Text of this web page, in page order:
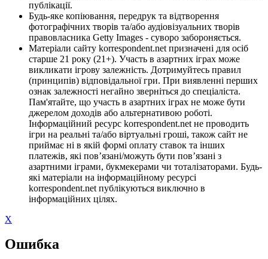
публікації.
Будь-яке копіювання, передрук та відтворення
фотографічних творів та/або аудіовізуальних творів
правовласника Getty Images - суворо забороняється.
Матеріали сайту korrespondent.net призначені для осіб
старше 21 року (21+). Участь в азартних іграх може
викликати ігрову залежність. Дотримуйтесь правил
(принципів) відповідальної гри. При виявленні перших
ознак залежності негайно зверніться до спеціаліста.
Пам'ятайте, що участь в азартних іграх не може бути
джерелом доходів або альтернативою роботі.
Інформаційний ресурс korrespondent.net не проводить
ігри на реальні та/або віртуальні гроші, також сайт не
приймає ні в якій формі оплату ставок та інших
платежів, які пов’язані/можуть бути пов’язані з
азартними іграми, букмекерами чи тоталізаторами. Будь-
які матеріали на інформаційному ресурсі
korrespondent.net публікуються виключно в
інформаційних цілях.
X
Ошибка